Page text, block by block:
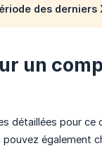
des derniers
un
détaillées pour ce
pouvez également